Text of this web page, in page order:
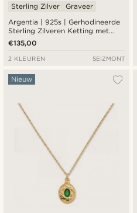
Argentia | 925s | Gerhodineerde
Sterling Zilveren Ketting met
Kruis Hanger
Sterling Zilver Graveer
€135,00
2 KLEUREN SEIZMONT
Nieuw